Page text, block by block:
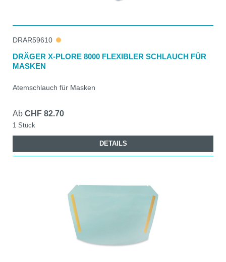
DRAR59610
DRÄGER X-PLORE 8000 FLEXIBLER SCHLAUCH FÜR
MASKEN
Atemschlauch für Masken
Ab CHF 82.70
1 Stück
DETAILS